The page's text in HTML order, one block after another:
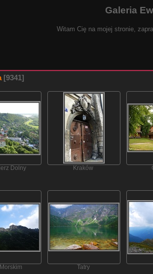
Galeria
Witam Cię na mojej stronie,
9341
Dolny Kraków
Tatry